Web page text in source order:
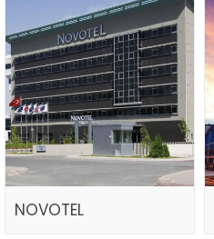
NOVOTEL